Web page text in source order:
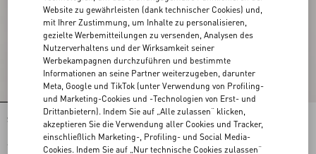
Seidenascot mit spitzem Motiv
Toute La V Bandeau-Schal Aus Seide
Mit Fransen
€ 390,00
Website zu gewährleisten (dank technischer Cookies) und,
mit Ihrer Zustimmung, um Inhalte zu personalisieren,
gezielte Werbemitteilungen zu versenden, Analysen des
Nutzerverhaltens und der Wirksamkeit seiner
Werbekampagnen durchzuführen und bestimmte
Informationen an seine Partner weiterzugeben, darunter
Meta, Google und TikTok (unter Verwendung von Profiling-
und Marketing-Cookies und -Technologien von Erst- und
Drittanbietern). Indem Sie auf „Alle zulassen“ klicken,
akzeptieren Sie die Verwendung aller Cookies und Tracker,
einschließlich Marketing-, Profiling- und Social Media-
Cookies. Indem Sie auf „Nur technische Cookies zulassen“